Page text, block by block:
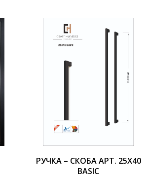
РУЧКА – СКОБА АРТ. 25Х40
BASIC